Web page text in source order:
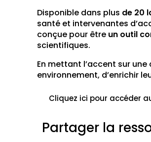
Disponible dans plus de 20
santé et intervenantes
conçue pour être un outil
scientifiques.
En mettant l’accent sur
environnement, d’enrichir
Cliquez ici pour accéder
Partager la